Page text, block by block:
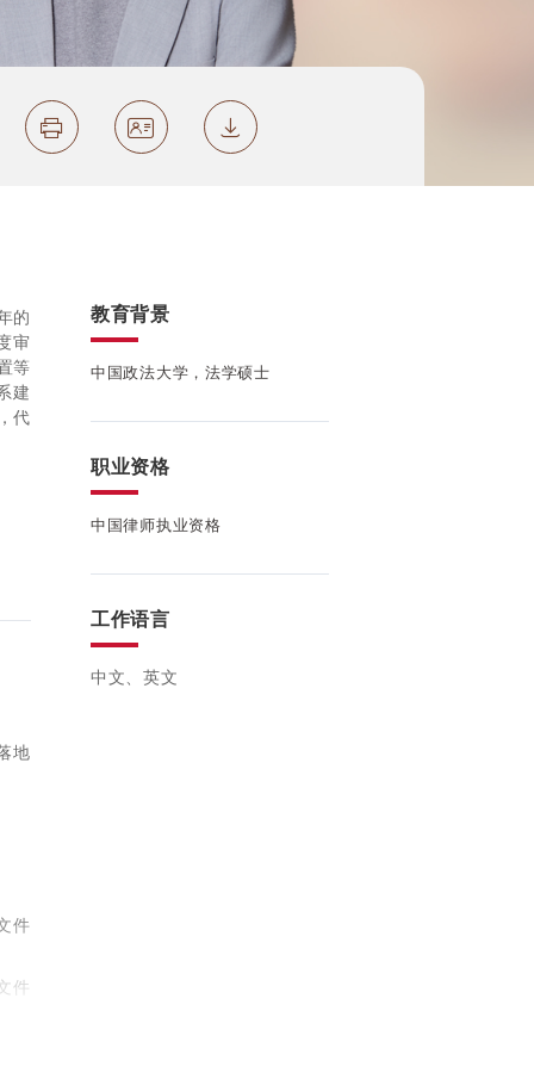
的
审
等
建
代
地
件
件
教育背景
中国政法大学，法学硕士
职业资格
中国律师执业资格
工作语言
中文、英文